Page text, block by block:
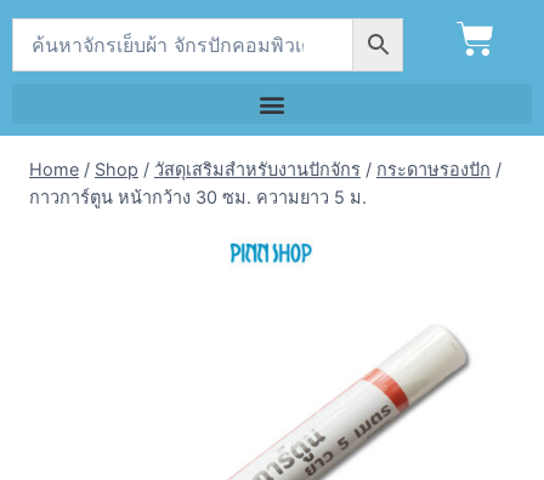
Home / Shop / วัสดุเสริมสำหรับงานปักจักร / กระดาษรองปัก /
กาวการ์ตูน หน้ากว้าง 30 ซม. ความยาว 5 ม.